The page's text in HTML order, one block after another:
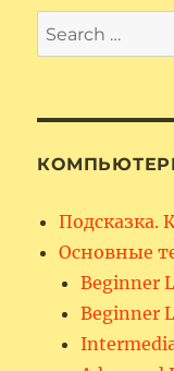
Search
for:
Подсказка.
Основные
Beginner
Beginner